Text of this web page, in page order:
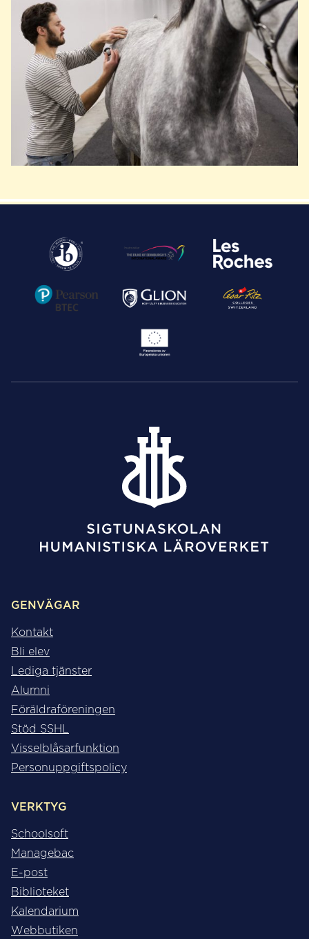
GENVÄGAR
Kontakt
Bli elev
Lediga tjänster
Alumni
Föräldraföreningen
Stöd SSHL
Visselblåsarfunktion
Personuppgiftspolicy
VERKTYG
Schoolsoft
Managebac
E-post
Biblioteket
Kalendarium
Webbutiken